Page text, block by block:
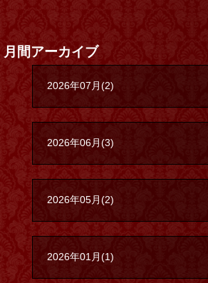
月間アーカイブ
2026年07月(2)
2026年06月(3)
2026年05月(2)
2026年01月(1)